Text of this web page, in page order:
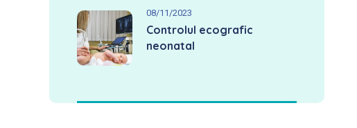
08/11/2023
Controlul ecografic
neonatal